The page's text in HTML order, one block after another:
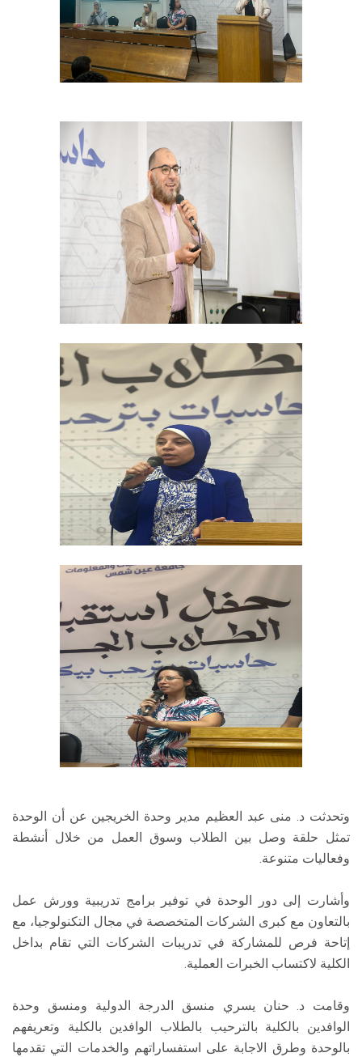
وتحدثت د. منى عبد العظيم مدير وحدة الخريجين عن أن الوحدة
تمثل حلقة وصل بين الطلاب وسوق العمل من خلال أنشطة
وفعاليات متنوعة.
وأشارت إلى دور الوحدة في توفير برامج تدريبية وورش عمل
بالتعاون مع كبرى الشركات المتخصصة في مجال التكنولوجيا، مع
إتاحة فرص للمشاركة في تدريبات الشركات التي تقام بداخل
الكلية لاكتساب الخبرات العملية.
وقامت د. حنان يسري منسق الدرجة الدولية ومنسق وحدة
الوافدين بالكلية بالترحيب بالطلاب الوافدين بالكلية وتعريفهم
بالوحدة وطرق الاجابة على استفساراتهم والخدمات التي تقدمها